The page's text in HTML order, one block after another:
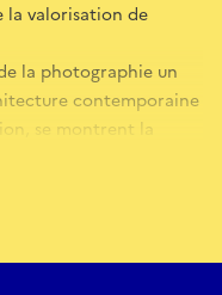
la valorisation de
la photographie un
contemporaine
se montrent la
des
de construction.